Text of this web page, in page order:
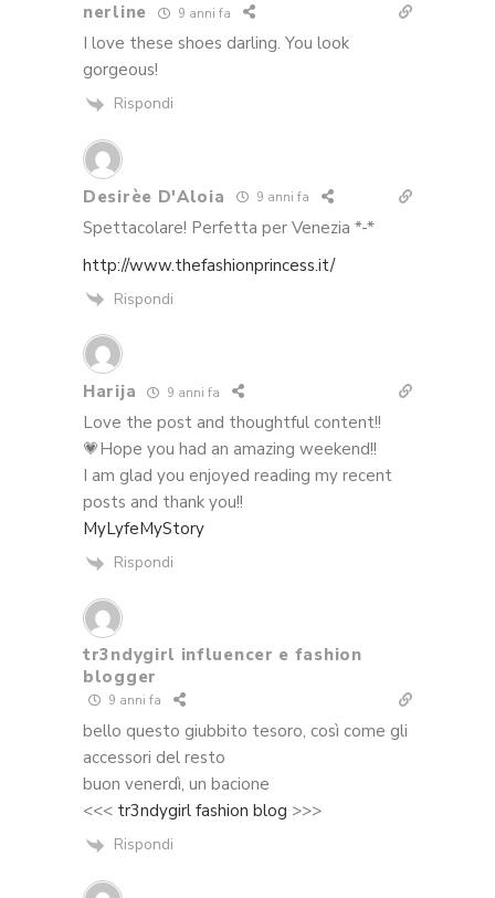
nerline 9 anni fa
I love these shoes darling. You look
gorgeous!
Rispondi
Desirèe D'Aloia 9 anni fa
Spettacolare! Perfetta per Venezia *-*
http://www.thefashionprincess.it/
Rispondi
Harija 9 anni fa
Love the post and thoughtful content!!
💗Hope you had an amazing weekend!!
I am glad you enjoyed reading my recent
posts and thank you!!
MyLyfeMyStory
Rispondi
tr3ndygirl influencer e fashion
blogger
9 anni fa
bello questo giubbito tesoro, così come gli
accessori del resto
buon venerdì, un bacione
<<< tr3ndygirl fashion blog >>>
Rispondi